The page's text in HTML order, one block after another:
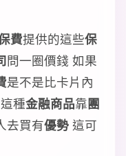
費提供的這些保
問一圈價錢 如果
是不是比卡片內
種金融商品靠團
去買有優勢 這可